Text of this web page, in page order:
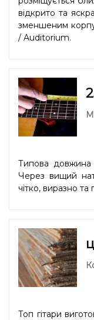
відкрито та
зменшеним
/ Auditorium.
Типова довжина
Через вищий
чітко, виразно та
Топ гітари